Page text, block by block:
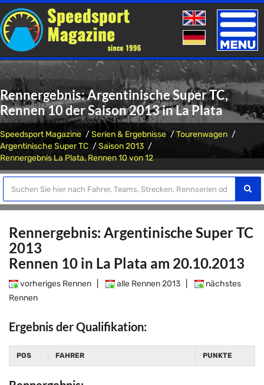
Toggle
Rennergebnis: Argentinische Super TC,
Rennen 10 der Saison 2013 in La Plata
Speedsport Magazine Serien & Ergebnisse
Tourenwagen
Argentinische Super TC
Saison 2013
Rennergebnis La Plata, Rennen 10 von 12
Rennergebnis: Argentinische Super TC
2013
Rennen 10 in La Plata am 20.10.2013
vorheriges Rennen alle Rennen 2013
nächstes
Rennen
Ergebnis der Qualifikation:
POS FAHRER PUNKTE